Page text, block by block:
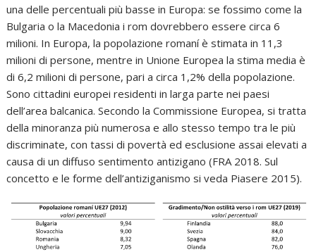
una delle percentuali più basse in Europa: se fossimo come la
Bulgaria o la Macedonia i rom dovrebbero essere circa 6
milioni. In Europa, la popolazione romaní è stimata in 11,3
milioni di persone, mentre in Unione Europea la stima media è
di 6,2 milioni di persone, pari a circa 1,2% della popolazione.
Sono cittadini europei residenti in larga parte nei paesi
dell’area balcanica. Secondo la Commissione Europea, si tratta
della minoranza più numerosa e allo stesso tempo tra le più
discriminate, con tassi di povertà ed esclusione assai elevati a
causa di un diffuso sentimento antizigano (FRA 2018. Sul
concetto e le forme dell’antiziganismo si veda Piasere 2015).